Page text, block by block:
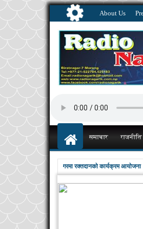
About Us
समाचार राजनीति
दिवस पारेर विराटनगरमा रक्तदानकाे कार्यक्रम आयाेजना ।